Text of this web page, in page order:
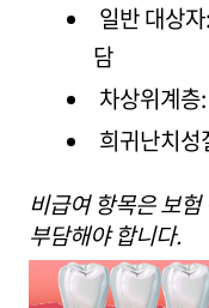
일반 대상
담
차상위계
희귀난치
비급여 항목은 보
부담해야 합니다.